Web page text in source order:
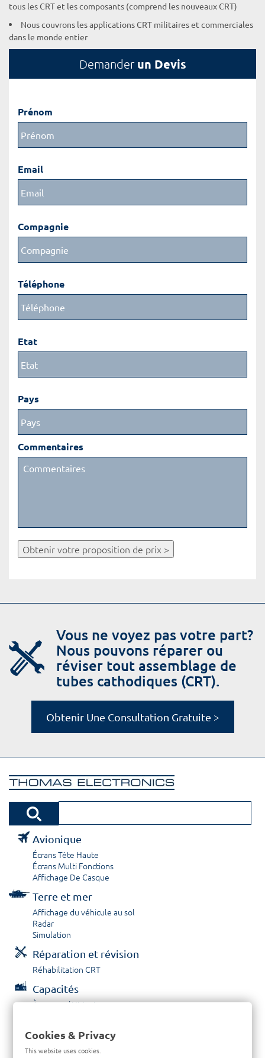
tous les CRT et les composants (comprend les nouveaux CRT)
Nous couvrons les applications CRT militaires et commerciales
dans le monde entier
Demander un Devis
Prénom
Email
Compagnie
Téléphone
Etat
Pays
Commentaires
Obtenir votre proposition de prix >
Vous ne voyez pas votre part?
Nous pouvons réparer ou
réviser tout assemblage de
tubes cathodiques (CRT).
Obtenir Une Consultation Gratuite >
Avionique
Écrans Tête Haute
Écrans Multi Fonctions
Affichage De Casque
Terre et mer
Affichage du véhicule au sol
Radar
Simulation
Réparation et révision
Réhabilitation CRT
Capacités
À propos / Historique
Contactez nous
Cookies & Privacy
This website uses cookies.